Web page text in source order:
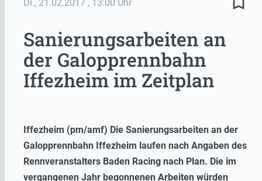
Di., 21.02.2017 , 13:00 Uhr
Sanierungsarbeiten an
der Galopprennbahn
Iffezheim im Zeitplan
Iffezheim (pm/amf) Die Sanierungsarbeiten an der
Galopprennbahn Iffezheim laufen nach Angaben des
Rennveranstalters Baden Racing nach Plan. Die im
vergangenen Jahr begonnenen Arbeiten würden